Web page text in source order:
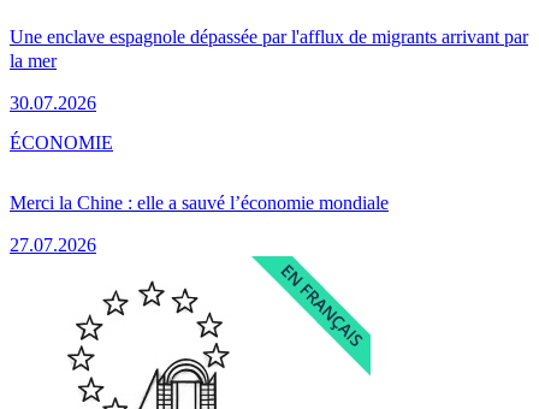
Une enclave espagnole dépassée par l'afflux de migrants arrivant par
la mer
30.07.2026
Merci la Chine : elle a sauvé l’économie mondiale
27.07.2026
ÉCONOMIE